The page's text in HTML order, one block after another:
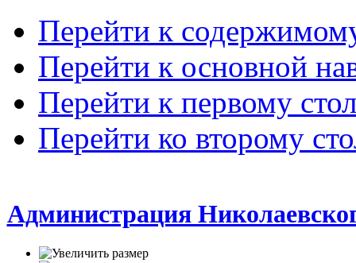
Перейти к
Перейти к основной
Перейти к первому
Перейти ко второму
Администрация